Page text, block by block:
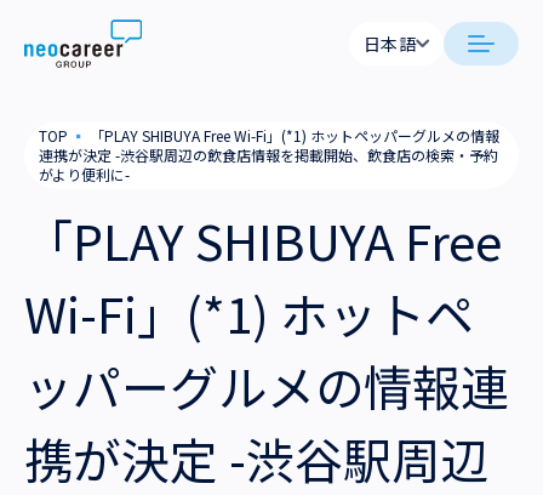
Skip to content
日本語
English
代表メッセージ
私たちの考え方
採用支援
就労支援
企業情報
会社概要
役員一覧
拠点一覧
ニュース
サステナビリティ
採用情報
日本語
English
TOP ▪
「PLAY SHIBUYA Free Wi-Fi」(*1) ホットペッパーグルメの情報
連携が決定 -渋谷駅周辺の飲食店情報を掲載開始、飲食店の検索・予約
がより便利に-
「PLAY SHIBUYA Free
Wi-Fi」(*1) ホットペ
ッパーグルメの情報連
携が決定 -渋谷駅周辺